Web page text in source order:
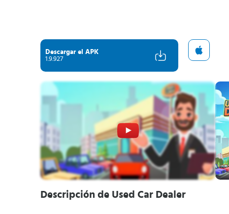
Descargar el APK
1.9.927
Descripción de Used Car Dealer